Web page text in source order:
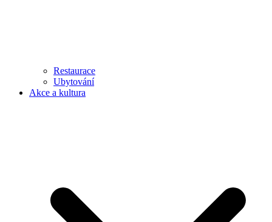
Restaurace
Ubytování
Akce a kultura